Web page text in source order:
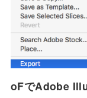
oFでAdobe